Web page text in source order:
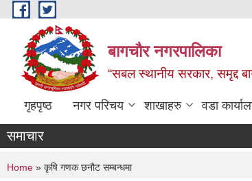
Skip to main content
बागचौर नगरपालिका
“सबल स्थानीय सरकार, समृद्द
गृहपृष्ठ नगर परिचय शाखाहरु वडा
समाचार
You are here
Home » कृषि गणक छनौट सम्बन्धमा